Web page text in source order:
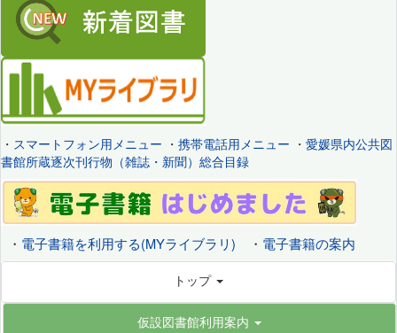
・ スマートフォン用メニュー ・ 携帯電話用メニュー ・ 愛媛県内公共図
書館所蔵逐次刊行物（雑誌・新聞）総合目録
・ 電子書籍を利用する(MYライブラリ) ・ 電子書籍の案内
トップ
仮設図書館利用案内